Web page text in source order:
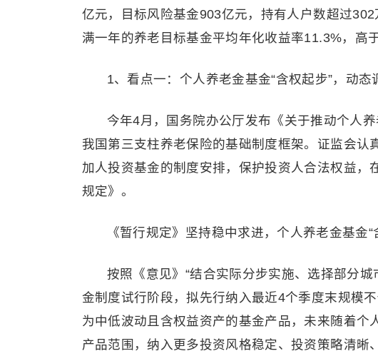
亿元，目标风险基金903亿元，持有人户数超过
满一年的养老目标基金平均年化收益率11.3%，高
1、看点一：个人养老金基金“含权起步”，动态
今年4月，国务院办公厅发布《关于推动个人
我国第三支柱养老保险的基础制度框架。证监会
加人投资基金的制度安排，保护投资人合法权益
规定》。
《暂行规定》坚持稳中求进，个人养老金基金
按照《意见》“结合实际分步实施、选择部分
金制度试行阶段，拟先行纳入最近4个季度末规模
为中低波动且含权益资产的基金产品，未来随着
产品范围，纳入更多投资风格稳定、投资策略清